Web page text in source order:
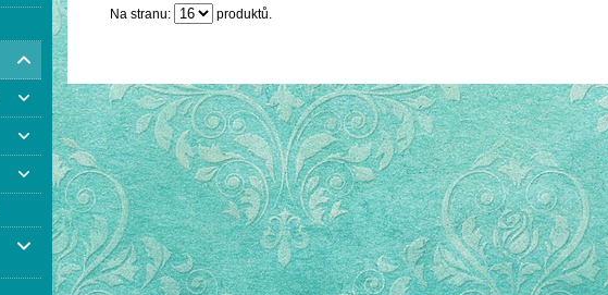
Na stranu: produktů.